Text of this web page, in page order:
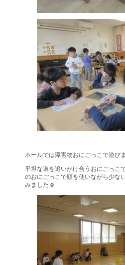
ホールでは障害物おにごっこで遊び
平坦な道を追いかけ合うおにごっこ
のおにごっこで頭を使いながら少な
みました☺